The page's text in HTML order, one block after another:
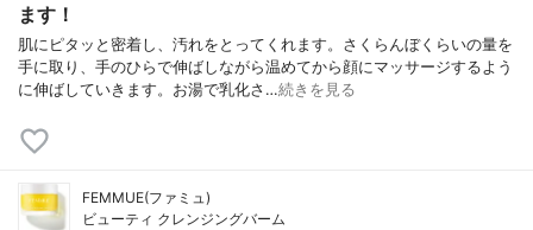
ます！
肌にピタッと密着し、汚れをとってくれます。さくらんぼくらいの量を
手に取り、手のひらで伸ばしながら温めてから顔にマッサージするよう
に伸ばしていきます。お湯で乳化さ…続きを見る
FEMMUE(ファミュ)
ビューティ クレンジングバーム